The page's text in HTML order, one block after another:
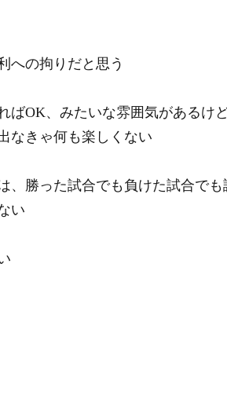
への拘りだと思う
ばOK、みたいな雰囲気があるけ
なきゃ何も楽しくない
、勝った試合でも負けた試合でも
い